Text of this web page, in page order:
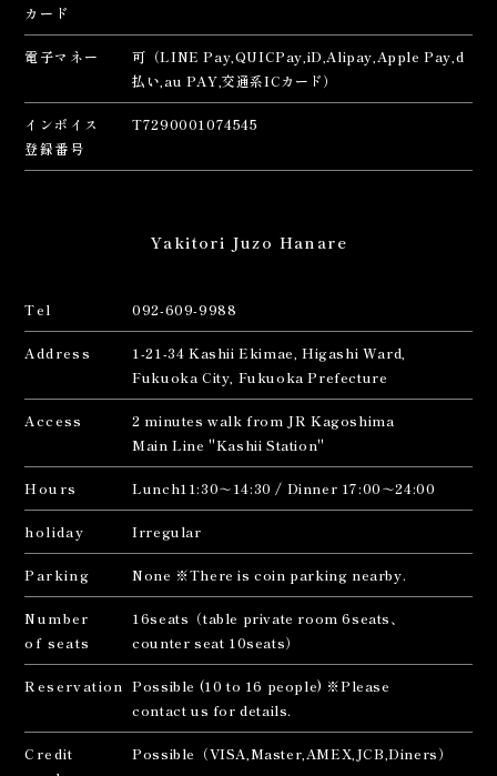
カード
電子マネー
可（LINE Pay,QUICPay,iD,Alipay,Apple Pay,d
払い,au PAY,交通系ICカード）
インボイス
登録番号
T7290001074545
Yakitori Juzo Hanare
Tel 092-609-9988
Address
1-21-34 Kashii Ekimae, Higashi Ward,
Fukuoka City, Fukuoka Prefecture
Access
2 minutes walk from JR Kagoshima
Main Line "Kashii Station"
Hours Lunch11:30～14:30 / Dinner 17:00～24:00
holiday Irregular
Parking None ※There is coin parking nearby.
Number
of seats
16seats（table private room 6seats、
counter seat 10seats）
Reservation Possible (10 to 16 people) ※Please
contact us for details.
Credit
Possible（VISA,Master,AMEX,JCB,Diners）